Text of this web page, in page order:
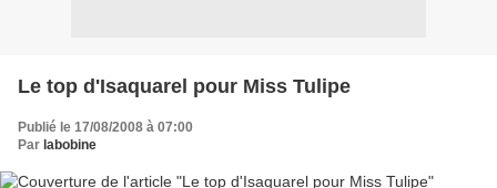
Le top d'Isaquarel pour Miss Tulipe
Publié le 17/08/2008 à 07:00
Par labobine